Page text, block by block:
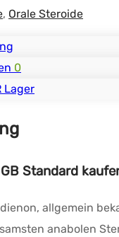
, Orale Steroide
0
Lager
Standard
allgemein
anabolen